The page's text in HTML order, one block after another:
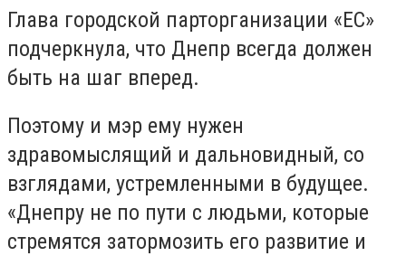
Глава городской парторганизации «ЕС»
подчеркнула, что Днепр всегда должен
быть на шаг вперед.
Поэтому и мэр ему нужен
здравомыслящий и дальновидный, со
взглядами, устремленными в будущее.
«Днепру не по пути с людьми, которые
стремятся затормозить его развитие и